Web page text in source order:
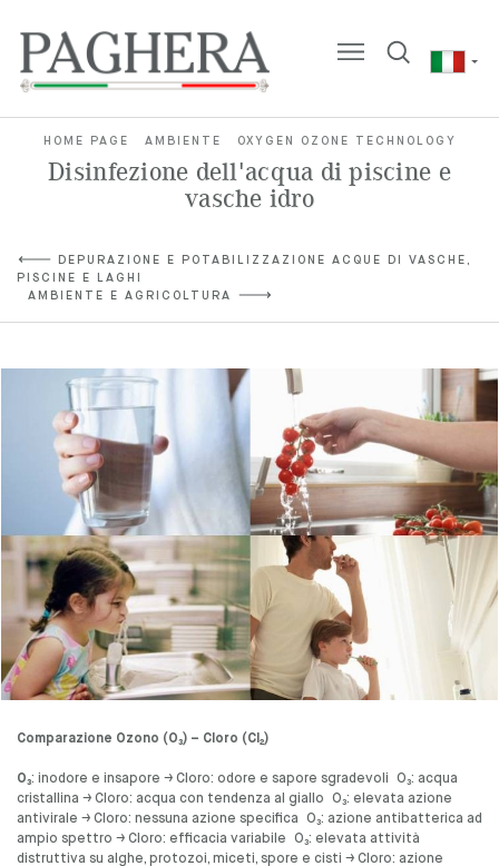
HOME PAGE AMBIENTE OXYGEN OZONE TECHNOLOGY
Disinfezione dell'acqua di piscine e
vasche idro
DEPURAZIONE E POTABILIZZAZIONE ACQUE DI VASCHE,
PISCINE E LAGHI
AMBIENTE E AGRICOLTURA
Comparazione Ozono (O₃) – Cloro (Cl₂)
O₃: inodore e insapore → Cloro: odore e sapore sgradevoli O₃: acqua
cristallina → Cloro: acqua con tendenza al giallo O₃: elevata azione
antivirale → Cloro: nessuna azione specifica O₃: azione antibatterica ad
ampio spettro → Cloro: efficacia variabile O₃: elevata attività
distruttiva su alghe, protozoi, miceti, spore e cisti → Cloro: azione